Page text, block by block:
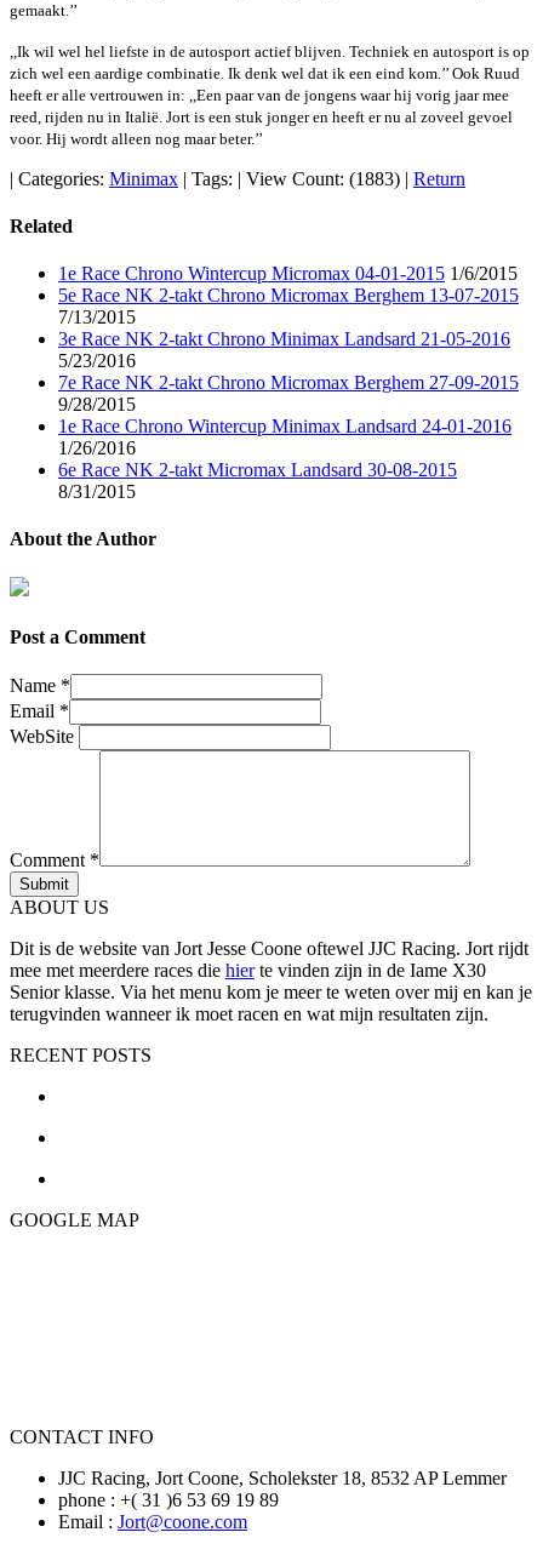
gemaakt.’’
,,Ik wil wel hel liefste in de autosport actief blijven. Techniek en autosport is op
zich wel een aardige combinatie. Ik denk wel dat ik een eind kom.’’ Ook Ruud
heeft er alle vertrouwen in: ,,Een paar van de jongens waar hij vorig jaar mee
reed, rijden nu in Italië. Jort is een stuk jonger en heeft er nu al zoveel gevoel
voor. Hij wordt alleen nog maar beter.’’
| Categories: Minimax | Tags: | View Count: (1883) | Return
Related
1e Race Chrono Wintercup Micromax 04-01-2015 1/6/2015
5e Race NK 2-takt Chrono Micromax Berghem 13-07-2015
7/13/2015
3e Race NK 2-takt Chrono Minimax Landsard 21-05-2016
5/23/2016
7e Race NK 2-takt Chrono Micromax Berghem 27-09-2015
9/28/2015
1e Race Chrono Wintercup Minimax Landsard 24-01-2016
1/26/2016
6e Race NK 2-takt Micromax Landsard 30-08-2015
8/31/2015
About the Author
Post a Comment
Name *
Email *
WebSite
Comment *
ABOUT US
Dit is de website van Jort Jesse Coone oftewel JJC Racing. Jort rijdt
mee met meerdere races die hierte vinden zijn in de Iame X30
Senior klasse. Via het menu kom je meer te weten over mij en kan je
terugvinden wanneer ik moet racen en wat mijn resultaten zijn.
RECENT POSTS
GOOGLE MAP
CONTACT INFO
JJC Racing, Jort Coone, Scholekster 18, 8532 AP Lemmer
phone : +( 31 )6 53 69 19 89
Email : Jort@coone.com